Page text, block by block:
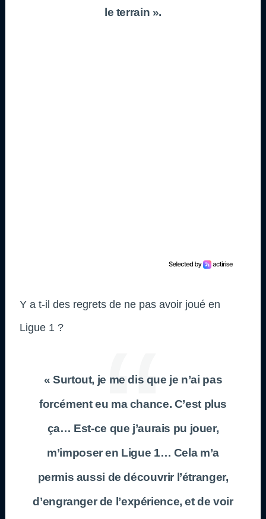
le terrain ».
Y a t-il des regrets de ne pas avoir joué en
Ligue 1 ?
« Surtout, je me dis que je n’ai pas
forcément eu ma chance. C’est plus
ça… Est-ce que j’aurais pu jouer,
m’imposer en Ligue 1… Cela m’a
permis aussi de découvrir l’étranger,
d’engranger de l’expérience, et de voir